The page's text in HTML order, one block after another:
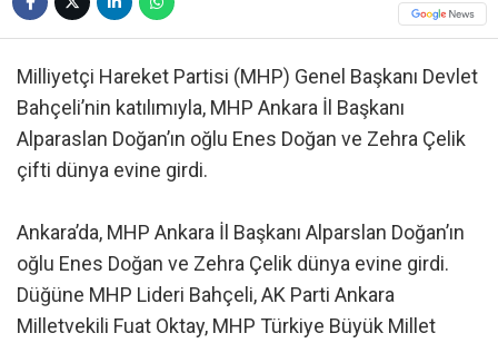
Milliyetçi Hareket Partisi (MHP) Genel Başkanı Devlet
Bahçeli’nin katılımıyla, MHP Ankara İl Başkanı
Alparaslan Doğan’ın oğlu Enes Doğan ve Zehra Çelik
çifti dünya evine girdi.
Ankara’da, MHP Ankara İl Başkanı Alparslan Doğan’ın
oğlu Enes Doğan ve Zehra Çelik dünya evine girdi.
Düğüne MHP Lideri Bahçeli, AK Parti Ankara
Milletvekili Fuat Oktay, MHP Türkiye Büyük Millet